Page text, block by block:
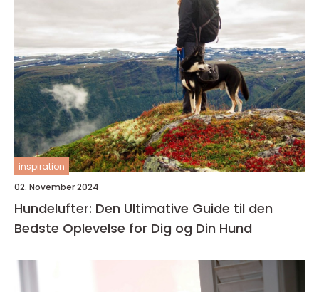
inspiration
02. November 2024
Hundelufter: Den Ultimative Guide til den
Bedste Oplevelse for Dig og Din Hund